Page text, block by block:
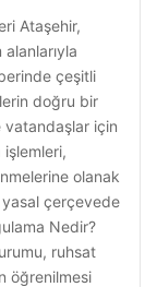
Ataşehir,
çeşitli
doğru bir
vatandaşlar için
işlemleri,
olanak
yasal çerçevede
Nedir?
ruhsat
öğrenilmesi